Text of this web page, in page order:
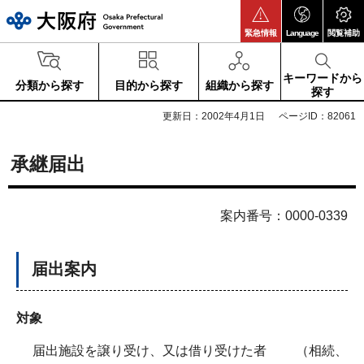
緊急情報 Language 閲覧補助
分類から探す 目的から探す 組織から探す
キーワードから
探す
更新日：2002年4月1日 ページID：82061
承継届出
案内番号：0000-0339
届出案内
対象
届出施設を譲り受け、又は借り受けた者 （相続、